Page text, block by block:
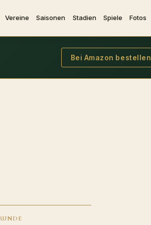
Vereine Saisonen Stadien Spiele Fotos
Bei Amazon bestellen